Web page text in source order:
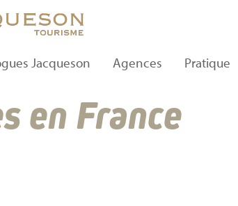
Jacqueson Agences Pratique
en France